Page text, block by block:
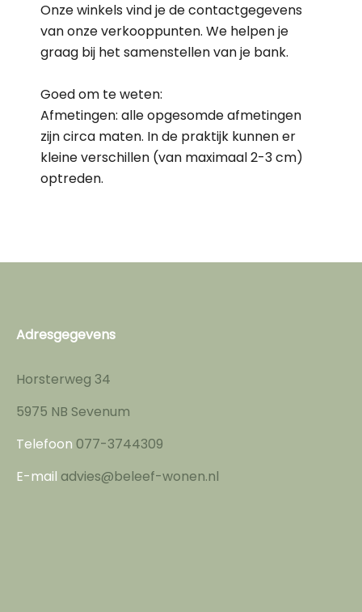
Onze winkels vind je de contactgegevens
van onze verkooppunten. We helpen je
graag bij het samenstellen van je bank.
Goed om te weten:
Afmetingen: alle opgesomde afmetingen
zijn circa maten. In de praktijk kunnen er
kleine verschillen (van maximaal 2-3 cm)
optreden.
Adresgegevens
Horsterweg 34
5975 NB Sevenum
Telefoon 077-3744309
E-mail advies@beleef-wonen.nl